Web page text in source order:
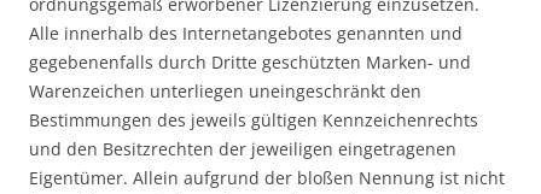
ordnungsgemäß erworbener Lizenzierung einzusetzen.
Alle innerhalb des Internetangebotes genannten und
gegebenenfalls durch Dritte geschützten Marken- und
Warenzeichen unterliegen uneingeschränkt den
Bestimmungen des jeweils gültigen Kennzeichenrechts
und den Besitzrechten der jeweiligen eingetragenen
Eigentümer. Allein aufgrund der bloßen Nennung ist nicht